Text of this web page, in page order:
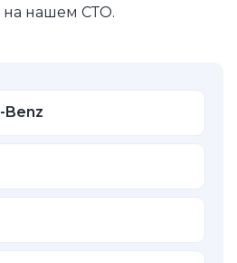
на нашем СТО.
Benz